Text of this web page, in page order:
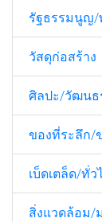
รัฐธรรมนูญ/
วัสดุก่อสร้าง
ศิลปะ/วัฒนธ
ของที่ระลึก/
เบ็ดเตล็ด/ทั่ว
สิ่งแวดล้อม/